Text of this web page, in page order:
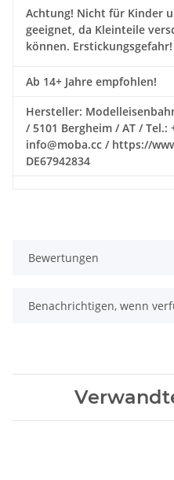
Achtung! Nicht für Kinder
geeignet, da Kleinteile
können. Erstickungsgefahr!
Ab 14+ Jahre empfohlen!
Hersteller:
/ 5101 Bergheim / AT / Tel.:
info@moba.cc / https://
DE67942834
Bewertungen
Benachrichtigen, wenn